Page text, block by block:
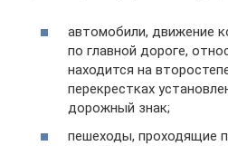
автомобили, движение
по главной дороге,
находится на
перекрестках
дорожный знак;
пешеходы, проходящие